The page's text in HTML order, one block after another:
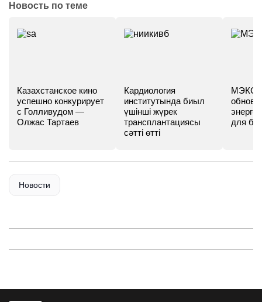
Новость по теме
Казахстанское кино
успешно конкурирует
с Голливудом —
Олжас Тартаев
Кардиология
институтында биыл
үшінші жүрек
трансплантациясы
сәтті өтті
МЭКС -
для
Новости